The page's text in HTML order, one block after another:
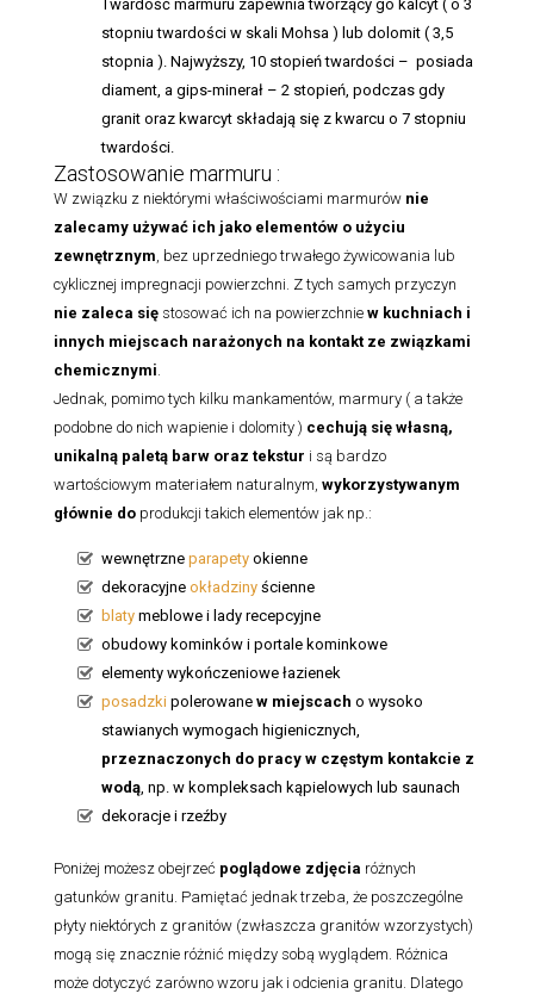
Twardość marmuru zapewnia tworzący go kalcyt ( o 3
stopniu twardości w skali Mohsa ) lub dolomit ( 3,5
stopnia ). Najwyższy, 10 stopień twardości – posiada
diament, a gips-minerał – 2 stopień, podczas gdy
granit oraz kwarcyt składają się z kwarcu o 7 stopniu
twardości.
Zastosowanie marmuru :
W związku z niektórymi właściwościami marmurów nie
zalecamy używać ich jako elementów o użyciu
zewnętrznym , bez uprzedniego trwałego żywicowania lub
cyklicznej impregnacji powierzchni. Z tych samych przyczyn
nie zaleca się stosować ich na powierzchnie w kuchniach i
innych miejscach narażonych na kontakt ze związkami
chemicznymi
Jednak, pomimo tych kilku mankamentów, marmury ( a także
podobne do nich wapienie i dolomity ) cechują się własną,
unikalną paletą barw oraz tekstur i są bardzo
wartościowym materiałem naturalnym, wykorzystywanym
głównie do produkcji takich elementów jak np.:
wewnętrzne parapety okienne
dekoracyjne okładziny ścienne
blaty meblowe i lady recepcyjne
obudowy kominków i portale kominkowe
elementy wykończeniowe łazienek
posadzki polerowane w miejscach o wysoko
stawianych wymogach higienicznych,
przeznaczonych do pracy w częstym kontakcie z
wodą , np. w kompleksach kąpielowych lub saunach
dekoracje i rzeźby
Poniżej możesz obejrzeć poglądowe zdjęcia różnych
gatunków granitu. Pamiętać jednak trzeba, że poszczególne
płyty niektórych z granitów (zwłaszcza granitów wzorzystych)
mogą się znacznie różnić między sobą wyglądem. Różnica
może dotyczyć zarówno wzoru jak i odcienia granitu. Dlatego